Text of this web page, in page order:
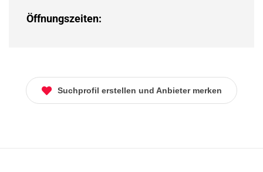
Öffnungszeiten:
Suchprofil erstellen und Anbieter merken